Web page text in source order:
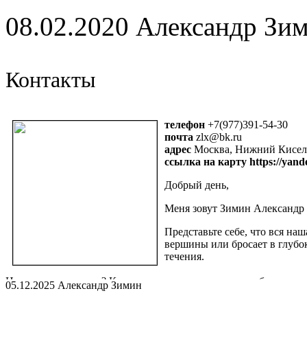
08.02.2020 Александр
Контакты
телефон +7(977)391-54-30
почта zlx@bk.ru
адрес Москва, Нижний
ссылка на карту https://
Добрый день,
Меня зовут Зимин Александр
Представьте себе, что вся
вершины или бросает в
течения.
Но что движет нами? Как наши мысли, привычки и убеждения
05.12.2025 Александр Зимин